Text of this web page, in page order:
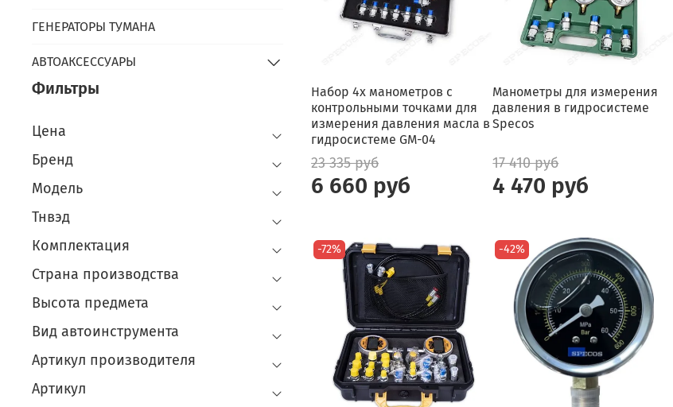
Набор 4х манометров с
контрольными точками для
измерения давления масла в
гидросистеме GM-04
23 335 руб
6 660 руб
Манометры для измерения
давления в гидросистеме
Specos
17 410 руб
4 470 руб
-72% -42%
ГЕНЕРАТОРЫ ТУМАНА
АВТОАКСЕССУАРЫ
Фильтры
Цена
Бренд
Модель
Тнвэд
Комплектация
Страна производства
Высота предмета
Вид автоинструмента
Артикул производителя
Артикул